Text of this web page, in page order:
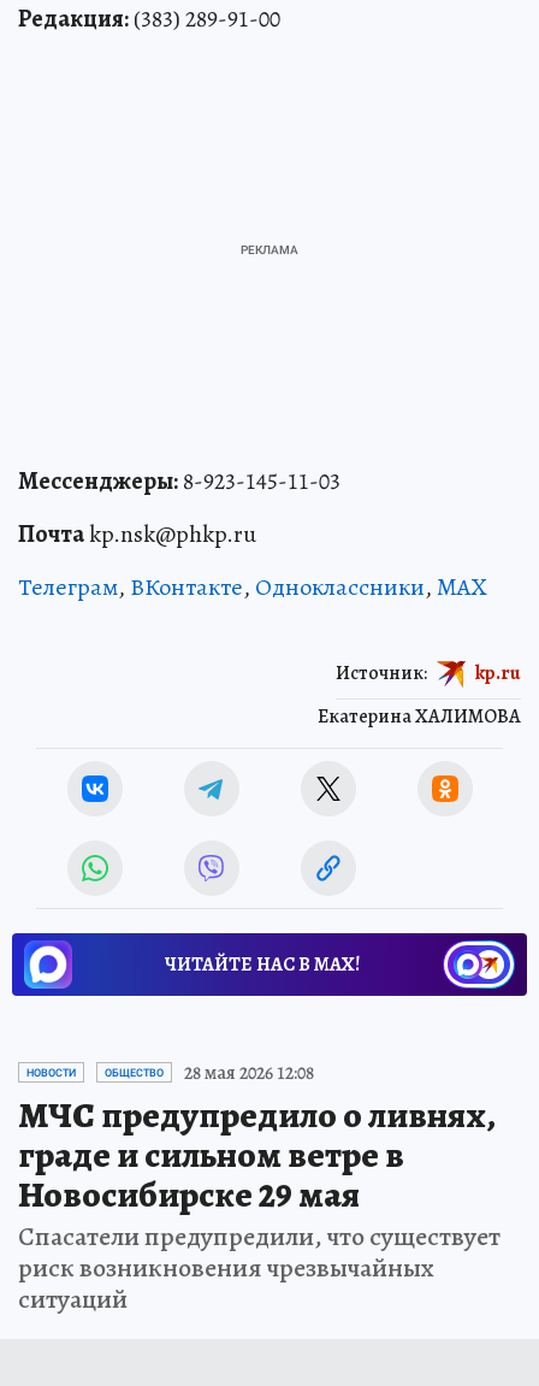
Редакция:(383) 289-91-00
Мессенджеры:8-923-145-11-03
Почтаkp.nsk@phkp.ru
Телеграм, ВКонтакте, Одноклассники,MAX
Екатерина ХАЛИМОВА
Источник: kp.ru
ЧИТАЙТЕ НАС В МАХ!
НОВОСТИ ОБЩЕСТВО 28 мая 2026 12:08
МЧС предупредило о ливнях,
граде и сильном ветре в
Новосибирске 29 мая
Спасатели предупредили, что существует
риск возникновения чрезвычайных
ситуаций